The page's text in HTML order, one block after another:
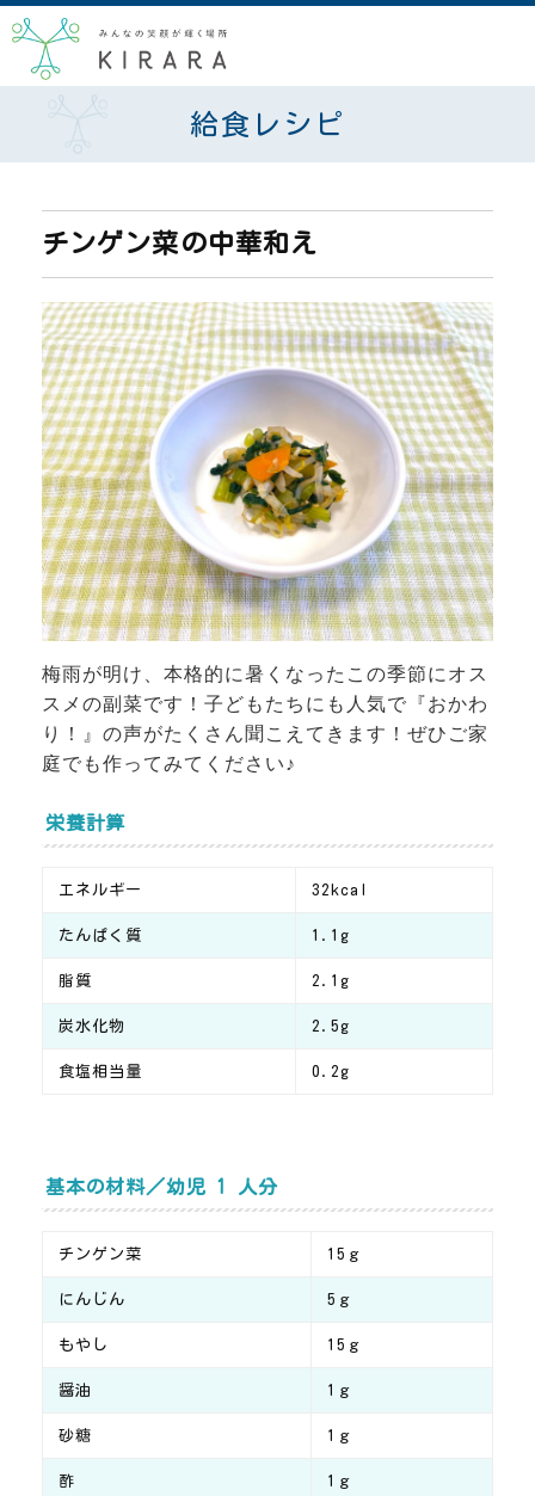
給食レシピ
チンゲン菜の中華和え
梅雨が明け、本格的に暑くなったこの季節にオス
スメの副菜です！子どもたちにも人気で『おかわ
り！』の声がたくさん聞こえてきます！ぜひご家
庭でも作ってみてください♪
栄養計算
エネルギー 32kcal
たんぱく質 1.1g
脂質 2.1g
炭水化物 2.5g
食塩相当量 0.2g
基本の材料／幼児 1 人分
チンゲン菜 15ｇ
にんじん 5ｇ
もやし 15ｇ
醤油 1ｇ
砂糖 1ｇ
酢 1ｇ